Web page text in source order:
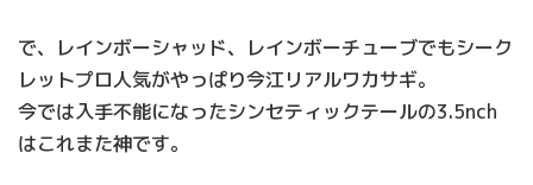
で、レインボーシャッド、レインボーチューブでもシーク
レットプロ人気がやっぱり今江リアルワカサギ。
今では入手不能になったシンセティックテールの3.5nch
はこれまた神です。